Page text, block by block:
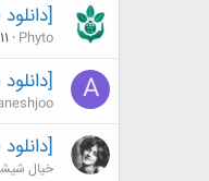
Phyto
A
خیال